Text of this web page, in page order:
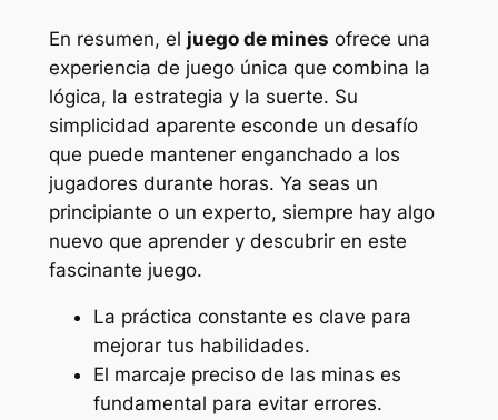
En resumen, el juego de mines ofrece una
experiencia de juego única que combina la
lógica, la estrategia y la suerte. Su
simplicidad aparente esconde un desafío
que puede mantener enganchado a los
jugadores durante horas. Ya seas un
principiante o un experto, siempre hay algo
nuevo que aprender y descubrir en este
fascinante juego.
La práctica constante es clave para
mejorar tus habilidades.
El marcaje preciso de las minas es
fundamental para evitar errores.